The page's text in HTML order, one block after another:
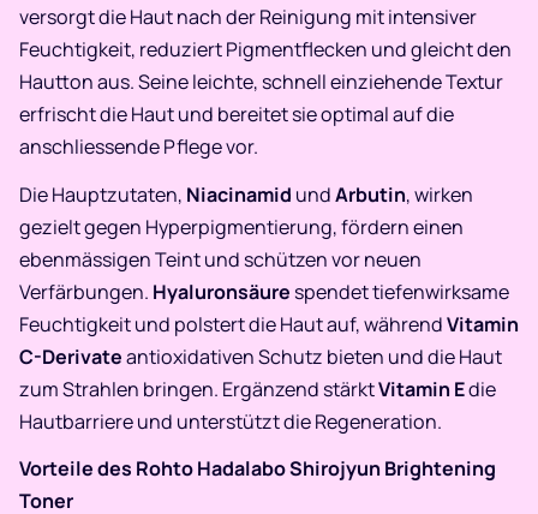
versorgt die Haut nach der Reinigung mit intensiver
Feuchtigkeit, reduziert Pigmentflecken und gleicht den
Hautton aus. Seine leichte, schnell einziehende Textur
erfrischt die Haut und bereitet sie optimal auf die
anschliessende Pflege vor.
Die Hauptzutaten, Niacinamid undArbutin, wirken
gezielt gegen Hyperpigmentierung, fördern einen
ebenmässigen Teint und schützen vor neuen
Verfärbungen. Hyaluronsäure spendet tiefenwirksame
Feuchtigkeit und polstert die Haut auf, währendVitamin
C-Derivateantioxidativen Schutz bieten und die Haut
zum Strahlen bringen. Ergänzend stärktVitamin Edie
Hautbarriere und unterstützt die Regeneration.
Vorteile des Rohto Hadalabo Shirojyun Brightening
Toner